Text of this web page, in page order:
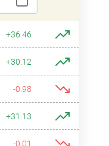
+36.46
+30.12
-0.98
+31.13
-0.01